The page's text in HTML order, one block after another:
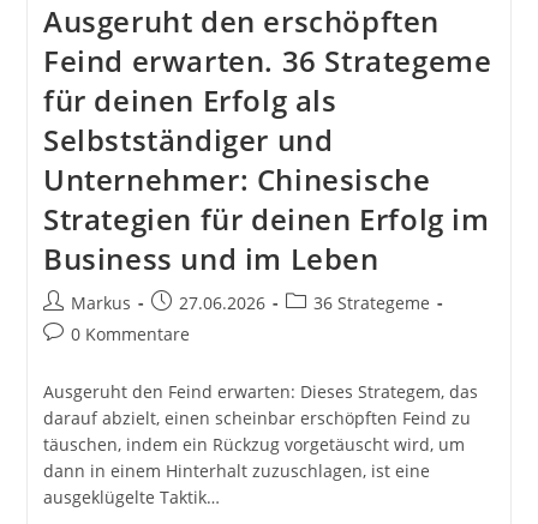
Ausgeruht den erschöpften
Feind erwarten. 36 Strategeme
für deinen Erfolg als
Selbstständiger und
Unternehmer: Chinesische
Strategien für deinen Erfolg im
Business und im Leben
Beitrags-
Autor:
Markus
Beitrag
veröffentlicht:
27.06.2026
Beitrags-
36 Strategeme
Beitrags-
0 Kommentare
Ausgeruht den Feind erwarten: Dieses Strategem, das
darauf abzielt, einen scheinbar erschöpften Feind zu
täuschen, indem ein Rückzug vorgetäuscht wird, um
dann in einem Hinterhalt zuzuschlagen, ist eine
ausgeklügelte Taktik…